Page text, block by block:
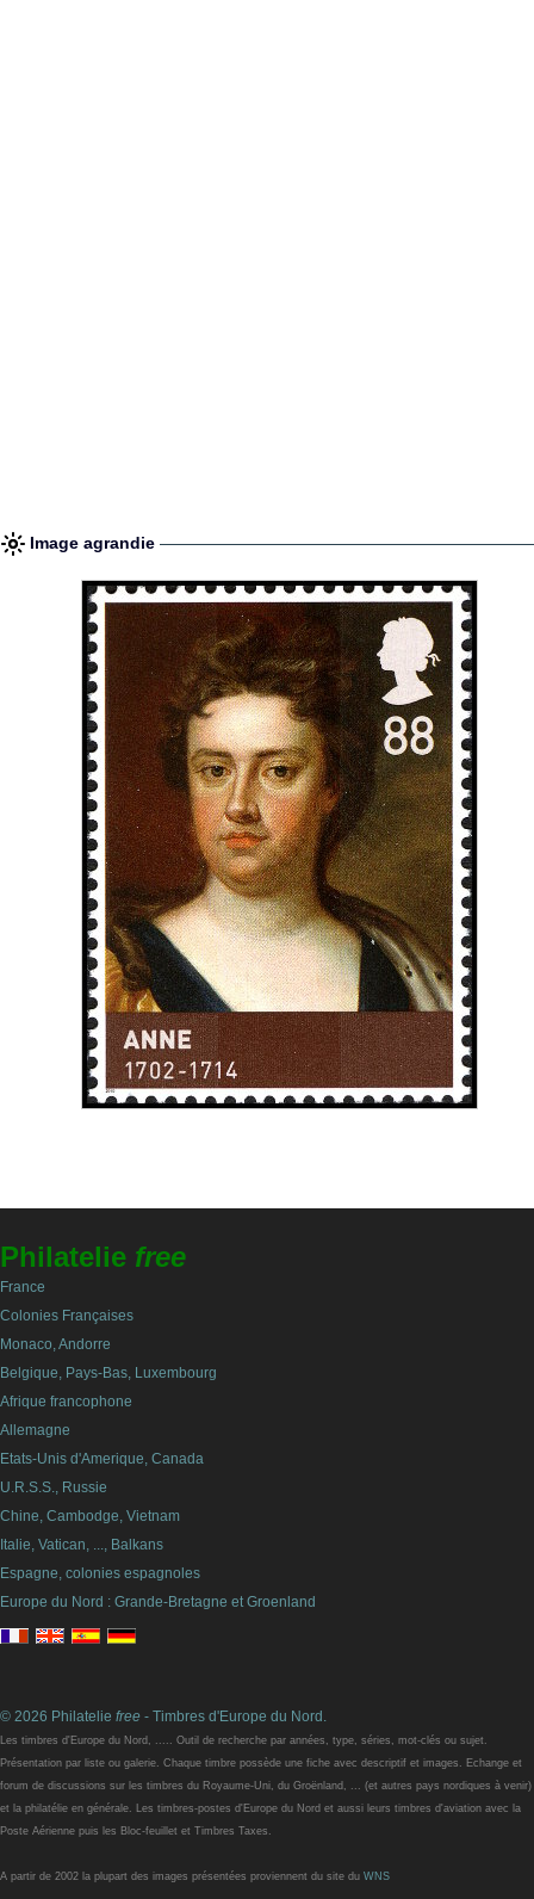
Image agrandie
Philatelie free
France
Colonies Françaises
Monaco, Andorre
Belgique, Pays-Bas, Luxembourg
Afrique francophone
Allemagne
Etats-Unis d'Amerique, Canada
U.R.S.S., Russie
Chine, Cambodge, Vietnam
Italie, Vatican, ..., Balkans
Espagne, colonies espagnoles
Europe du Nord : Grande-Bretagne et Groenland
© 2026 Philatelie free - Timbres d'Europe du Nord.
Les timbres d'Europe du Nord, ..... Outil de recherche par années, type, séries, mot-clés ou sujet.
Présentation par liste ou galerie. Chaque timbre possède une fiche avec descriptif et images. Echange et
forum de discussions sur les timbres du Royaume-Uni, du Groënland, ... (et autres pays nordiques à venir)
et la philatélie en générale. Les timbres-postes d'Europe du Nord et aussi leurs timbres d'aviation avec la
Poste Aérienne puis les Bloc-feuillet et Timbres Taxes.
A partir de 2002 la plupart des images présentées proviennent du site du WNS